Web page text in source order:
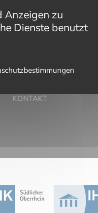
PARTNER
KONTAKT
Anzeigen zu
Dienste benutzt